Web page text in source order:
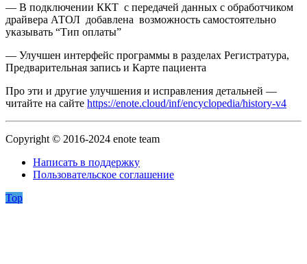
— В подключении ККТ с передачей данных с обработчиком
драйвера АТОЛ добавлена возможность самостоятельно
указывать “Тип оплаты”
— Улучшен интерфейс программы в разделах Регистратура,
Предварительная запись и Карте пациента
Про эти и другие улучшения и исправления детальней —
читайте на сайте https://enote.cloud/inf/encyclopedia/history-v4
Copyright © 2016-2024 enote team
Написать в поддержку
Пользовательское соглашение
Top